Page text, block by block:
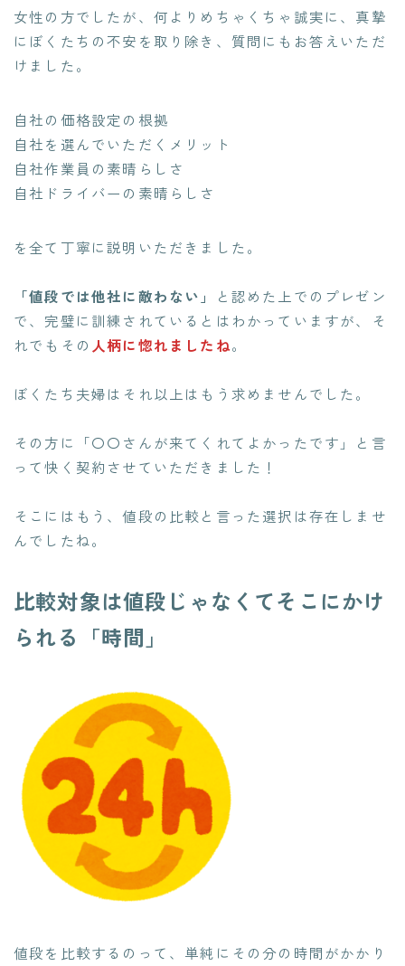
女性の方でしたが、何よりめちゃくちゃ誠実に、真摯
にぼくたちの不安を取り除き、質問にもお答えいただ
けました。
自社の価格設定の根拠
自社を選んでいただくメリット
自社作業員の素晴らしさ
自社ドライバーの素晴らしさ
を全て丁寧に説明いただきました。
「値段では他社に敵わない」
と認めた上でのプレゼン
で、完璧に訓練されているとはわかっていますが、そ
れでもその 人柄に惚れましたね。
ぼくたち夫婦はそれ以上はもう求めませんでした。
その方に「〇〇さんが来てくれてよかったです」と言
って快く契約させていただきました！
そこにはもう、値段の比較と言った選択は存在しませ
んでしたね。
比較対象は値段じゃなくてそこにかけ
られる「時間」
値段を比較するのって、単純にその分の時間がかかり